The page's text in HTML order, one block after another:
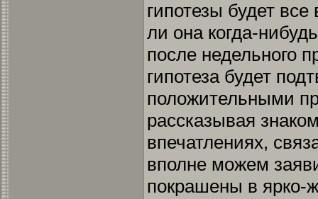
гипотезы будет
ли она когда-
после недельного
гипотеза будет
положительными
рассказывая
впечатлениях,
вполне можем
покрашены в ярко-